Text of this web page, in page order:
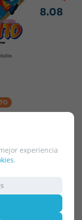
experiencia
.
8.08 €